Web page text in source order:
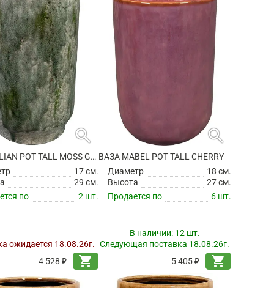
search
ВАЗА JULIAN POT TALL MOSS GREEN
17 см.
29 см.
по
2 шт.
ожидается 18.08.26г.
4 528 ₽
shopping_cart
search
ВАЗА MABEL POT TALL CHERRY
Диаметр
18 см.
Высота
27 см.
Продается по
6 шт.
В наличии: 12 шт.
Следующая поставка 18.08.26г.
5 405 ₽
shopping_cart